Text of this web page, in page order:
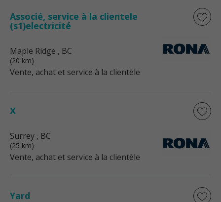
Associé, service à la clientele
(s1)electricité
Maple Ridge , BC
(20 km)
Vente, achat et service à la clientèle
X
Surrey , BC
(25 km)
Vente, achat et service à la clientèle
Yard